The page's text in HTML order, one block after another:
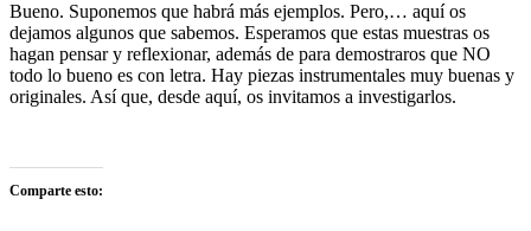
Bueno. Suponemos que habrá más ejemplos. Pero,… aquí os
dejamos algunos que sabemos. Esperamos que estas muestras os
hagan pensar y reflexionar, además de para demostraros que NO
todo lo bueno es con letra. Hay piezas instrumentales muy buenas y
originales. Así que, desde aquí, os invitamos a investigarlos.
Comparte esto: